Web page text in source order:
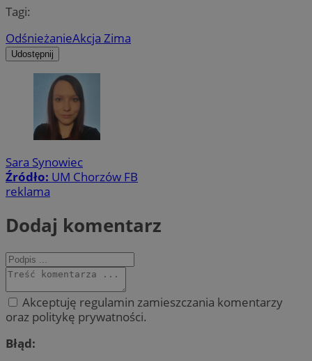
Tagi:
OdśnieżanieAkcja Zima
Udostępnij
Sara Synowiec
Źródło: UM Chorzów FB
reklama
Dodaj komentarz
Akceptuję regulamin zamieszczania komentarzy
oraz politykę prywatności.
Błąd: